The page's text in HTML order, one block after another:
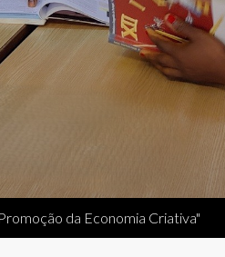
da Economia Criativa"